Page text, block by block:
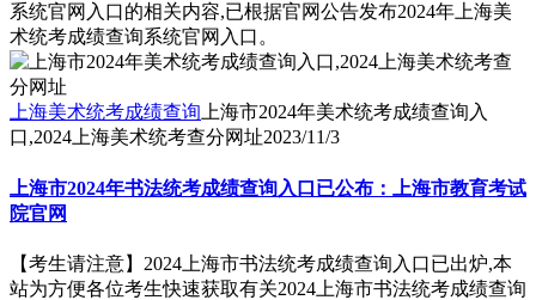
系统官网入口的相关内容,已根据官网公告发布2024年上海美
术统考成绩查询系统官网入口。
上海美术统考成绩查询上海市2024年美术统考成绩查询入
口,2024上海美术统考查分网址2023/11/3
上海市2024年书法统考成绩查询入口已公布：上海市教育考试
院官网
【考生请注意】2024上海市书法统考成绩查询入口已出炉,本
站为方便各位考生快速获取有关2024上海市书法统考成绩查询